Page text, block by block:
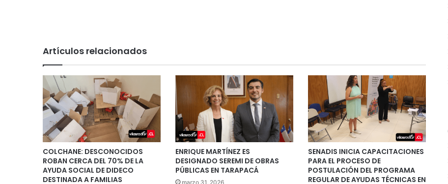
Artículos relacionados
COLCHANE: DESCONOCIDOS
ROBAN CERCA DEL 70% DE LA
AYUDA SOCIAL DE DIDECO
DESTINADA A FAMILIAS
ENRIQUE MARTÍNEZ ES
DESIGNADO SEREMI DE OBRAS
PÚBLICAS EN TARAPACÁ
marzo 31, 2026
SENADIS INICIA CAPACITACIONES
PARA EL PROCESO DE
POSTULACIÓN DEL PROGRAMA
REGULAR DE AYUDAS TÉCNICAS EN